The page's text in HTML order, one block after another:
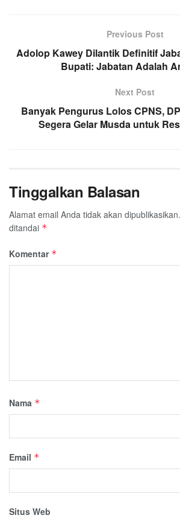
Previous Post
Adolop Kawey Dilantik Definitif
Bupati: Jabatan Adalah
Next Post
Banyak Pengurus Lolos CPNS,
Segera Gelar Musda untuk
Tinggalkan Balasan
Alamat email Anda tidak akan dipublikasikan.
ditandai *
Komentar *
Nama *
Email *
Situs Web